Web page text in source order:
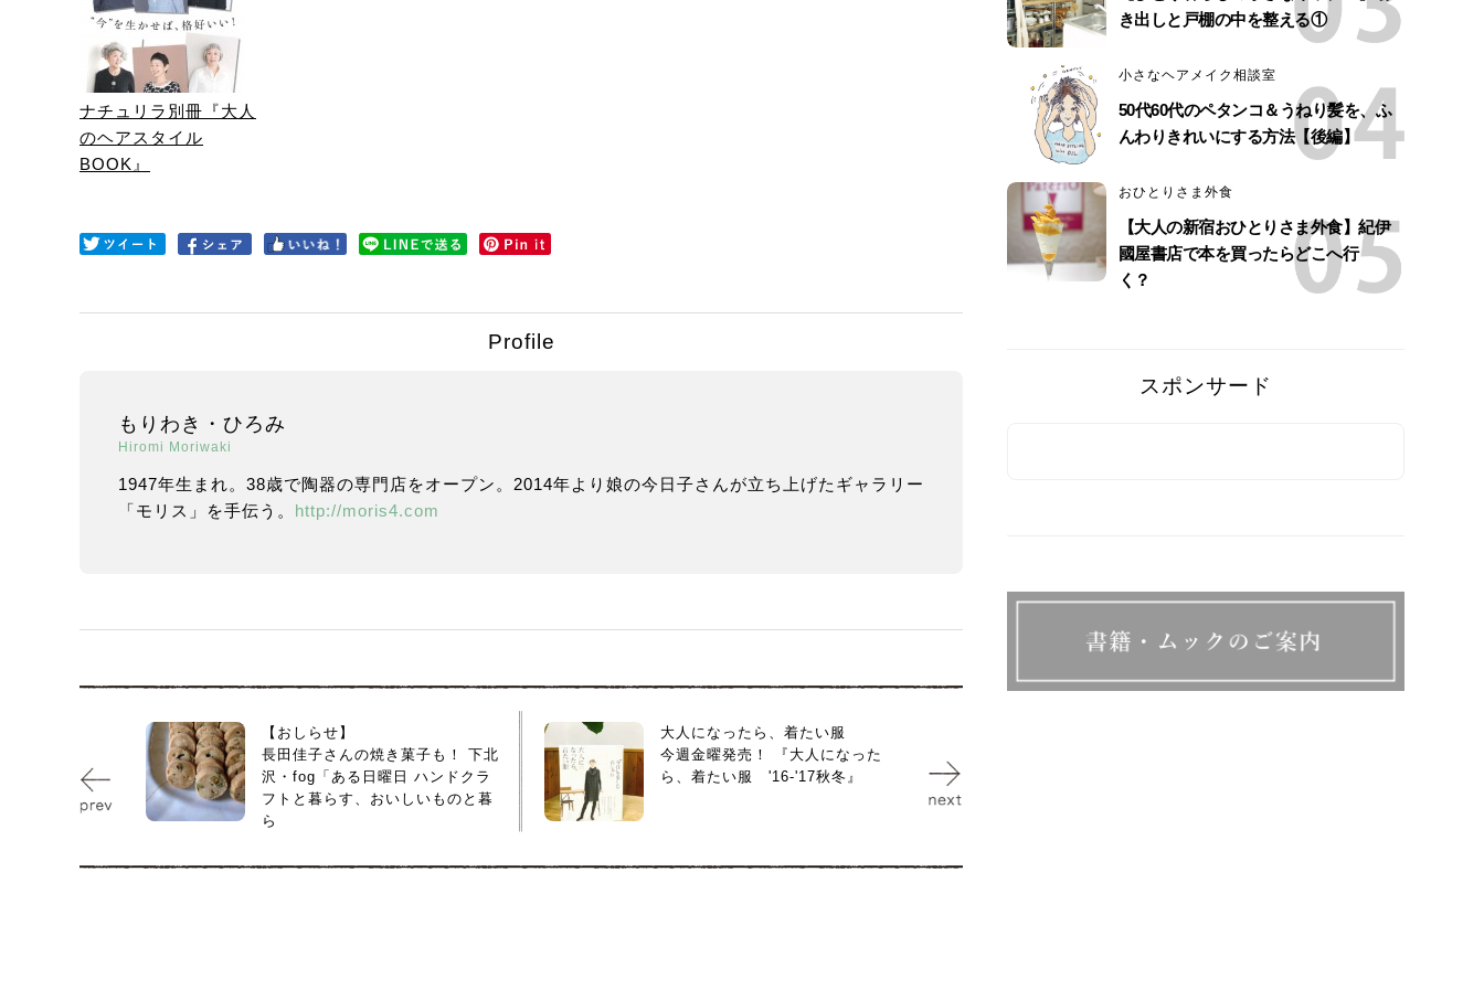
ナチュリラ別冊『大人
のヘアスタイル
BOOK』
Profile
もりわき・ひろみ
Hiromi Moriwaki
1947年生まれ。38歳で陶器の専門店をオープン。2014年より娘の今日子さんが立ち上げたギャラリー
「モリス」を手伝う。 http://moris4.com
【おしらせ】
長田佳子さんの焼き菓子も！ 下北
沢・fog「ある日曜日 ハンドクラ
フトと暮らす、おいしいものと暮
ら
大人になったら、着たい服
今週金曜発売！ 『大人になった
ら、着たい服 '16-'17秋冬』
き出しと戸棚の中を整える①
小さなヘアメイク相談室
50代60代のペタンコ＆うねり髪を、ふ
んわりきれいにする方法【後編】
おひとりさま外食
【大人の新宿おひとりさま外食】紀伊
國屋書店で本を買ったらどこへ行
く？
スポンサード